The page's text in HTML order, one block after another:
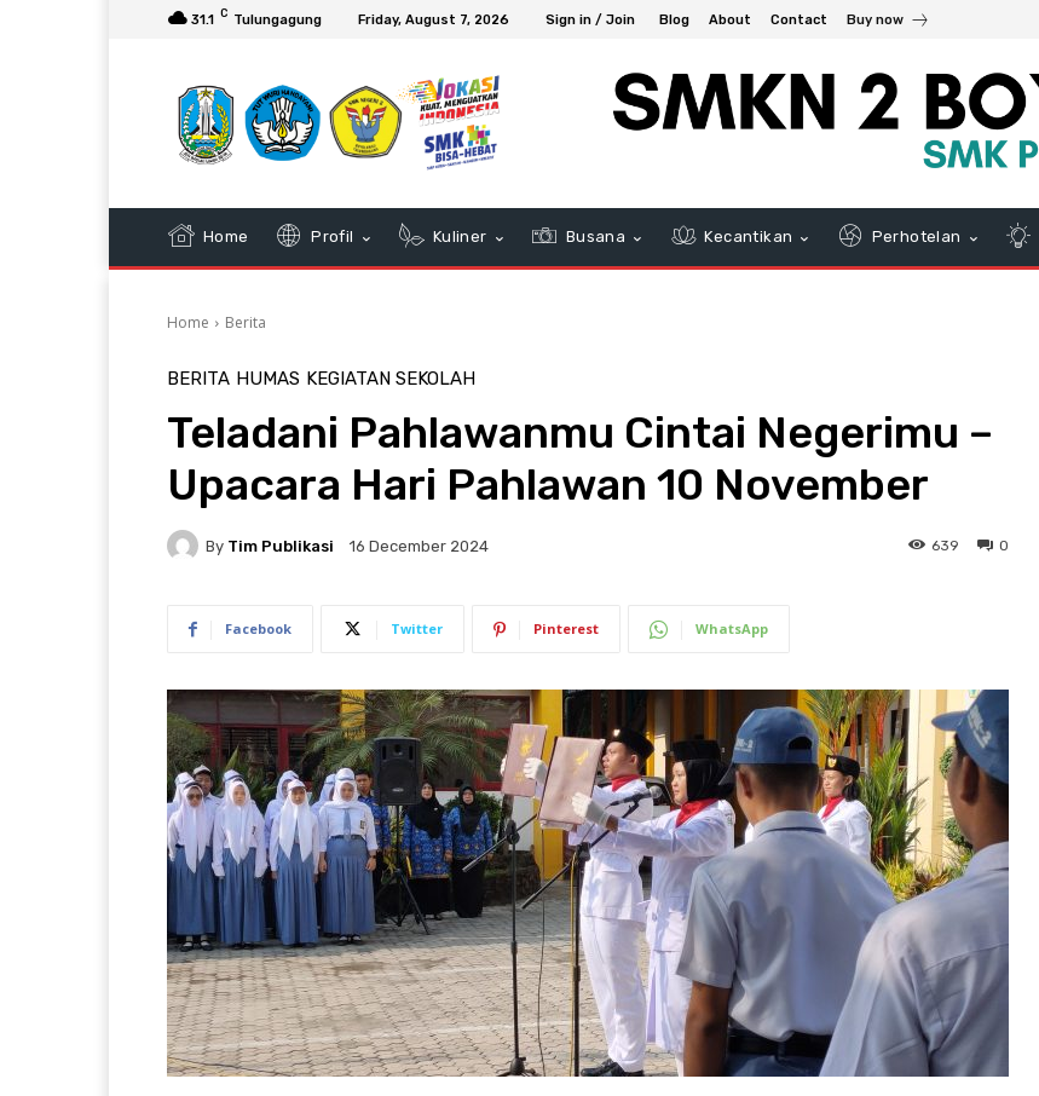
31.1 C Tulungagung Friday, August 7, 2026 Sign in / Join Blog About Contact Buy now
Home Profil Kuliner Busana Kecantikan Perhotelan
Home Berita
BERITA HUMAS KEGIATAN SEKOLAH
Teladani Pahlawanmu Cintai Negerimu –
Upacara Hari Pahlawan 10 November
By Tim Publikasi 16 December 2024 0
639
Facebook Twitter Pinterest WhatsApp